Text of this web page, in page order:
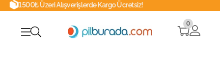
Alışverişlerde Kargo Ücretsiz!
0